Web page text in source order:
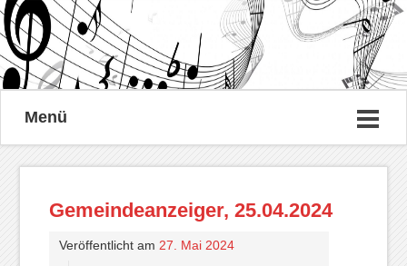
Menü
Gemeindeanzeiger, 25.04.2024
Veröffentlicht am 27. Mai 2024